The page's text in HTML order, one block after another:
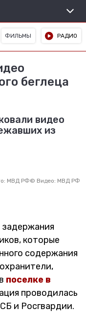
ФИЛЬМЫ РАДИО
беглеца
видео
из
МВД РФ© Видео: МВД РФ
которые
содержания
поселке в
проводилась
и Росгвардии.